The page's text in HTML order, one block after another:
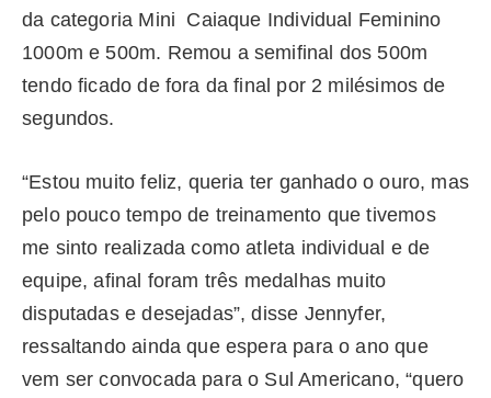
da categoria Mini Caiaque Individual Feminino
1000m e 500m. Remou a semifinal dos 500m
tendo ficado de fora da final por 2 milésimos de
segundos.
“Estou muito feliz, queria ter ganhado o ouro, mas
pelo pouco tempo de treinamento que tivemos
me sinto realizada como atleta individual e de
equipe, afinal foram três medalhas muito
disputadas e desejadas”, disse Jennyfer,
ressaltando ainda que espera para o ano que
vem ser convocada para o Sul Americano, “quero